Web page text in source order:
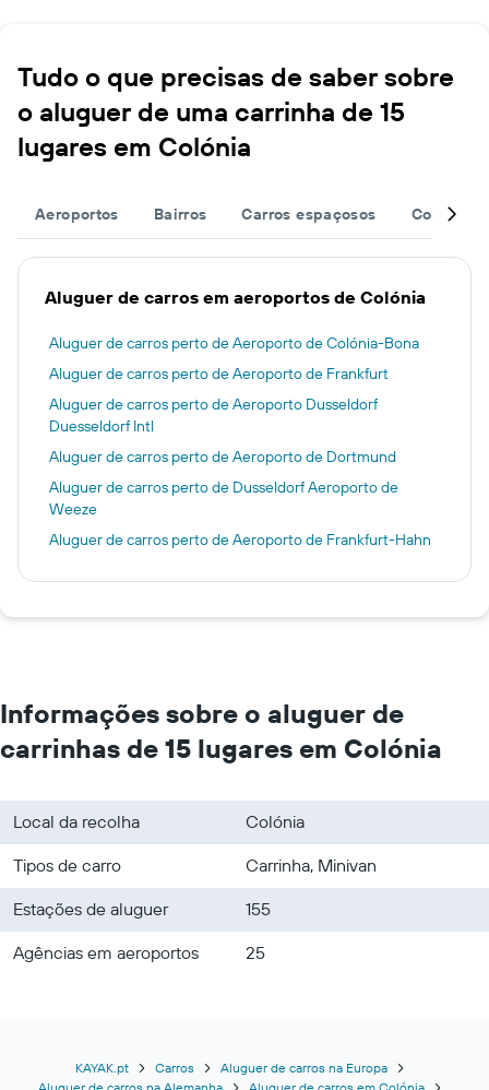
Tudo o que precisas de saber sobre
o aluguer de uma carrinha de 15
lugares em Colónia
Aeroportos Bairros Carros espaçosos Completa
Aluguer de carros em aeroportos de Colónia
Aluguer de carros perto de Aeroporto de Colónia-Bona
Aluguer de carros perto de Aeroporto de Frankfurt
Aluguer de carros perto de Aeroporto Dusseldorf
Duesseldorf Intl
Aluguer de carros perto de Aeroporto de Dortmund
Aluguer de carros perto de Dusseldorf Aeroporto de
Weeze
Aluguer de carros perto de Aeroporto de Frankfurt-Hahn
Informações sobre o aluguer de
carrinhas de 15 lugares em Colónia
Local da recolha
Colónia
Tipos de carro
Carrinha, Minivan
Estações de aluguer
155
Agências em aeroportos
25
KAYAK.pt Carros
Aluguer de carros na Europa